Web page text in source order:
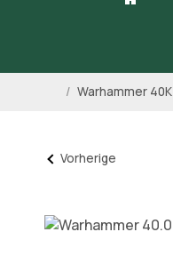
/ Warhammer 40K
Vorherige